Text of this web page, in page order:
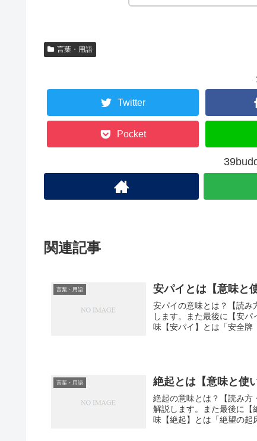
言葉・用語
Twitter
Pocket
関連記事
言葉・用語 安パイとは【意味と
安パイの意味とは？【読み
します。また最後に【安
味【安パイ】とは「安全牌
言葉・用語 絶起とは【意味と使
絶起の意味とは？【読み方
解説します。また最後に【
味【絶起】とは「絶望の起